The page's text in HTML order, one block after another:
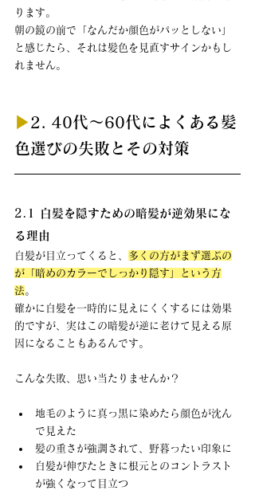
ります。
朝の鏡の前で「なんだか顔色がパッとしない」
と感じたら、それは髪色を見直すサインかもし
れません。
▶︎ 2. 40代〜60代によくある髪
色選びの失敗とその対策
2.1 白髪を隠すための暗髪が逆効果にな
る理由
白髪が目立ってくると、 多くの方がまず選ぶの
が「暗めのカラーでしっかり隠す」という方
法。
確かに白髪を一時的に見えにくくするには効果
的ですが、実はこの暗髪が逆に老けて見える原
因になることもあるんです。
こんな失敗、思い当たりませんか？
地毛のように真っ黒に染めたら顔色が沈ん
で見えた
髪の重さが強調されて、野暮ったい印象に
白髪が伸びたときに根元とのコントラスト
が強くなって目立つ